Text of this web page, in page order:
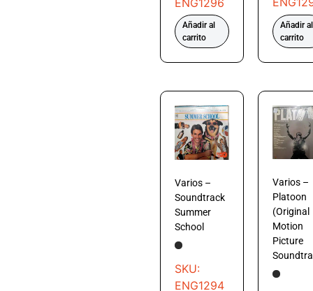
Añadir al
carrito
Añadir al
carrito
Varios –
Soundtrack
Summer
School
SKU:
ENG1294
Varios –
Platoon
(Original
Motion
Picture